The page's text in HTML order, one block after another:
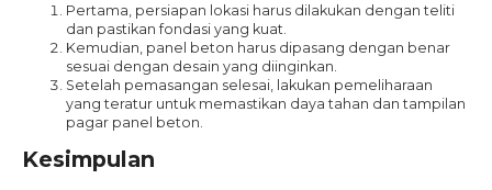
Pertama, persiapan lokasi harus dilakukan dengan teliti
dan pastikan fondasi yang kuat.
Kemudian, panel beton harus dipasang dengan benar
sesuai dengan desain yang diinginkan.
Setelah pemasangan selesai, lakukan pemeliharaan
yang teratur untuk memastikan daya tahan dan tampilan
pagar panel beton.
Kesimpulan